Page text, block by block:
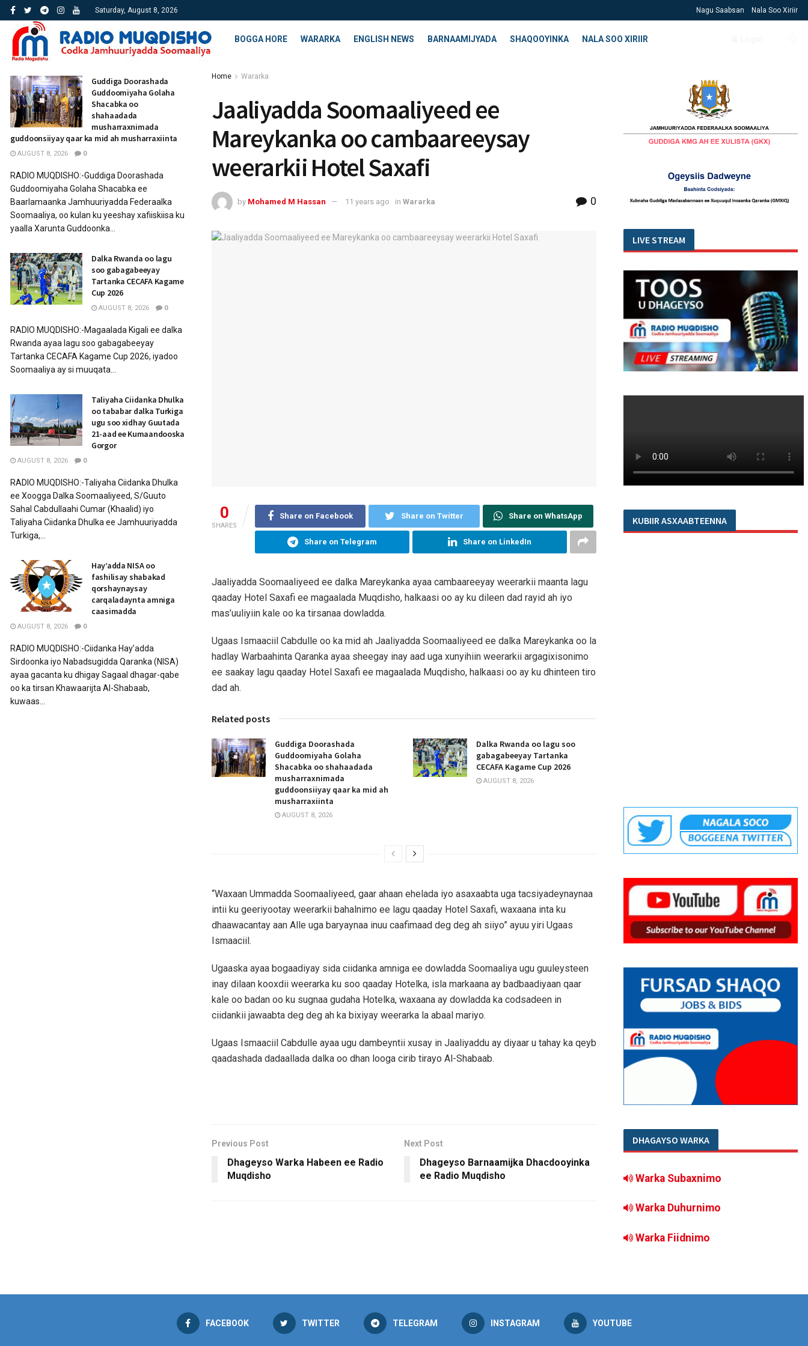
Saturday, August 8, 2026 Nagu Saabsan Nala Soo Xiriir
BOGGA HORE WARARKA ENGLISH NEWS BARNAAMIJYADA SHAQOOYINKA NALA SOO XIRIIR
Home Wararka
Jaaliyadda Soomaaliyeed ee
Mareykanka oo cambaareeysay
weerarkii Hotel Saxafi
by Mohamed M Hassan 11 years ago in Wararka 0
0
SHARES
Share on Facebook Share on Twitter Share on WhatsApp
Share on Telegram Share on LinkedIn
Jaaliyadda Soomaaliyeed ee dalka Mareykanka ayaa cambaareeyay weerarkii maanta lagu
qaaday Hotel Saxafi ee magaalada Muqdisho, halkaasi oo ay ku dileen dad rayid ah iyo
mas’uuliyiin kale oo ka tirsanaa dowladda.
Ugaas Ismaaciil Cabdulle oo ka mid ah Jaaliyadda Soomaaliyeed ee dalka Mareykanka oo la
hadlay Warbaahinta Qaranka ayaa sheegay inay aad uga xunyihiin weerarkii argagixisonimo
ee saakay lagu qaaday Hotel Saxafi ee magaalada Muqdisho, halkaasi oo ay ku dhinteen tiro
dad ah.
Related posts
Guddiga Doorashada
Guddoomiyaha Golaha
Shacabka oo shahaadada
musharraxnimada
guddoonsiiyay qaar ka mid ah
musharraxiinta
AUGUST 8, 2026
Dalka Rwanda oo lagu soo
gabagabeeyay Tartanka
CECAFA Kagame Cup 2026
AUGUST 8, 2026
“Waxaan Ummadda Soomaaliyeed, gaar ahaan ehelada iyo asaxaabta uga tacsiyadeynaynaa
intii ku geeriyootay weerarkii bahalnimo ee lagu qaaday Hotel Saxafi, waxaana inta ku
dhaawacantay aan Alle uga baryaynaa inuu caafimaad deg deg ah siiyo” ayuu yiri Ugaas
Ismaaciil.
Ugaaska ayaa bogaadiyay sida ciidanka amniga ee dowladda Soomaaliya ugu guuleysteen
inay dilaan kooxdii weerarka ku soo qaaday Hotelka, isla markaana ay badbaadiyaan qaar
kale oo badan oo ku sugnaa gudaha Hotelka, waxaana ay dowladda ka codsadeen in
ciidankii jawaabta deg deg ah ka bixiyay weerarka la abaal mariyo.
Ugaas Ismaaciil Cabdulle ayaa ugu dambeyntii xusay in Jaaliyaddu ay diyaar u tahay ka qeyb
qaadashada dadaallada dalka oo dhan looga cirib tirayo Al-Shabaab.
Previous Post
Dhageyso Warka Habeen ee Radio
Muqdisho
Next Post
Dhageyso Barnaamijka Dhacdooyinka
ee Radio Muqdisho
Guddiga Doorashada
Guddoomiyaha Golaha
Shacabka oo
shahaadada
musharraxnimada
guddoonsiiyay qaar ka mid ah musharraxiinta
AUGUST 8, 2026 0
RADIO MUQDISHO:-Guddiga Doorashada
Guddoomiyaha Golaha Shacabka ee
Baarlamaanka Jamhuuriyadda Federaalka
Soomaaliya, oo kulan ku yeeshay xafiiskiisa ku
yaalla Xarunta Guddoonka...
Dalka Rwanda oo lagu
soo gabagabeeyay
Tartanka CECAFA Kagame
Cup 2026
AUGUST 8, 2026 0
RADIO MUQDISHO:-Magaalada Kigali ee dalka
Rwanda ayaa lagu soo gabagabeeyay
Tartanka CECAFA Kagame Cup 2026, iyadoo
Soomaaliya ay si muuqata...
Taliyaha Ciidanka Dhulka
oo tababar dalka Turkiga
ugu soo xidhay Guutada
21-aad ee Kumaandooska
Gorgor
AUGUST 8, 2026 0
RADIO MUQDISHO:-Taliyaha Ciidanka Dhulka
ee Xoogga Dalka Soomaaliyeed, S/Guuto
Sahal Cabdullaahi Cumar (Khaalid) iyo
Taliyaha Ciidanka Dhulka ee Jamhuuriyadda
Turkiga,...
Hay’adda NISA oo
fashilisay shabakad
qorshaynaysay
carqaladaynta amniga
caasimadda
AUGUST 8, 2026 0
RADIO MUQDISHO:-Ciidanka Hay’adda
Sirdoonka iyo Nabadsugidda Qaranka (NISA)
ayaa gacanta ku dhigay Sagaal dhagar-qabe
oo ka tirsan Khawaarijta Al-Shabaab,
kuwaas...
LIVE STREAM
KUBIIR ASXAABTEENNA
DHAGAYSO WARKA
Warka Subaxnimo
Warka Duhurnimo
Warka Fiidnimo
FACEBOOK TWITTER TELEGRAM INSTAGRAM YOUTUBE